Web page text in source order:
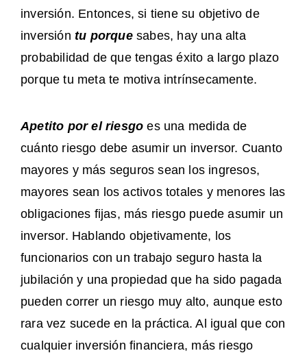
inversión. Entonces, si tiene su objetivo de
inversión tu porquesabes, hay una alta
probabilidad de que tengas éxito a largo plazo
porque tu meta te motiva intrínsecamente.
Apetito por el riesgo es una medida de
cuánto riesgo debe asumir un inversor. Cuanto
mayores y más seguros sean los ingresos,
mayores sean los activos totales y menores las
obligaciones fijas, más riesgo puede asumir un
inversor. Hablando objetivamente, los
funcionarios con un trabajo seguro hasta la
jubilación y una propiedad que ha sido pagada
pueden correr un riesgo muy alto, aunque esto
rara vez sucede en la práctica. Al igual que con
cualquier inversión financiera, más riesgo